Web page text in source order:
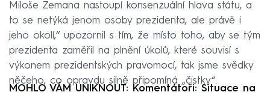
Miloše Zemana nastoupí konsenzuální hlava státu, a
to se netýká jenom osoby prezidenta, ale právě i
jeho okolí,“ upozornil s tím, že místo toho, aby se tým
prezidenta zaměřil na plnění úkolů, které souvisí s
výkonem prezidentských pravomocí, tak jsme svědky
něčeho, co opravdu silně připomíná „čistky“.
MOHLO VÁM UNIKNOUT: Komentátoři: Situace na